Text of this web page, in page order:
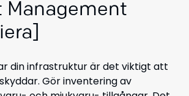
Management
din infrastruktur är det viktigt att
Gör inventering av